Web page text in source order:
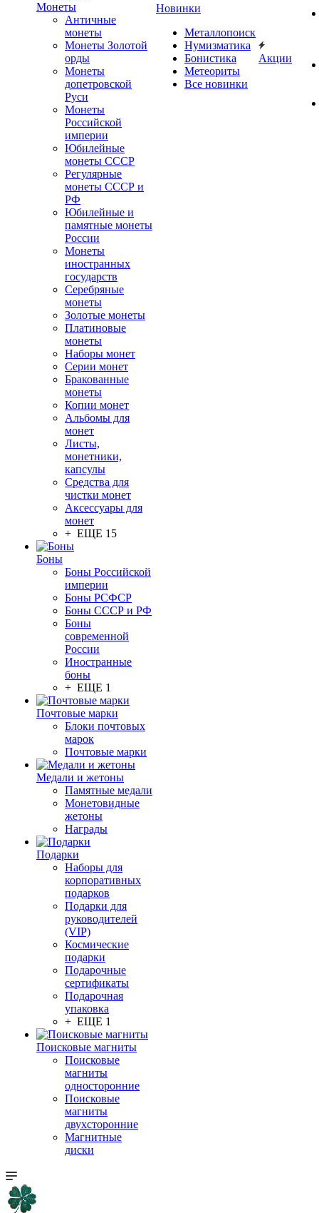
Монеты
Античные
монеты
Монеты Золотой
орды
Монеты
допетровской
Руси
Монеты
Российской
империи
Юбилейные
монеты СССР
Регулярные
монеты СССР и
РФ
Юбилейные и
памятные монеты
России
Монеты
иностранных
государств
Серебряные
монеты
Золотые монеты
Платиновые
монеты
Наборы монет
Серии монет
Бракованные
монеты
Копии монет
Альбомы для
монет
Листы,
монетники,
капсулы
Средства для
чистки монет
Аксессуары для
монет
+ ЕЩЕ 15
Боны
Боны Российской
империи
Боны РСФСР
Боны СССР и РФ
Боны
современной
России
Иностранные
боны
+ ЕЩЕ 1
Почтовые марки
Блоки почтовых
марок
Почтовые марки
Медали и жетоны
Памятные медали
Монетовидные
жетоны
Награды
Подарки
Наборы для
корпоративных
подарков
Подарки для
руководителей
(VIP)
Космические
подарки
Подарочные
сертификаты
Подарочная
упаковка
+ ЕЩЕ 1
Поисковые магниты
Поисковые
магниты
односторонние
Поисковые
магниты
двухсторонние
Магнитные
диски
Новинки
Металлопоиск
Нумизматика
Бонистика
Метеориты
Все новинки
Акции